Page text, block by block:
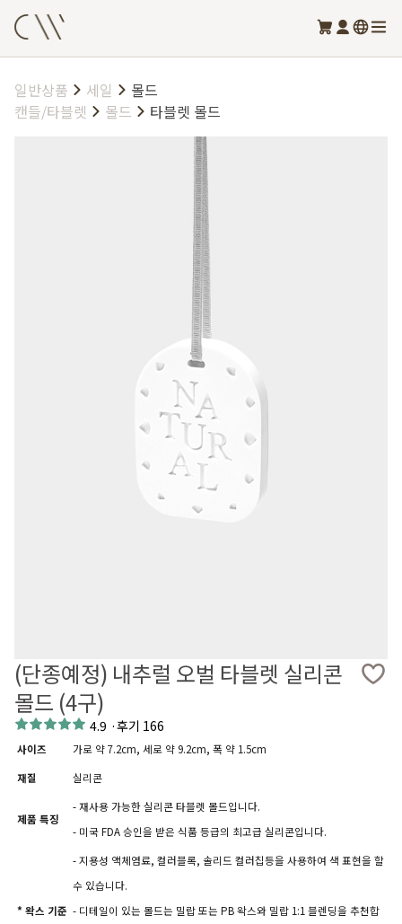
일반상품 세일
몰드
캔들/타블렛
몰드 타블렛 몰드
(단종예정) 내추럴 오벌 타블렛 실리콘
몰드 (4구)
4.9 ·후기 166
사이즈
가로 약 7.2cm, 세로 약 9.2cm, 폭 약 1.5cm
재질
실리콘
제품 특징
- 재사용 가능한 실리콘 타블렛 몰드입니다.
- 미국 FDA 승인을 받은 식품 등급의 최고급 실리콘입니다.
* 왁스 기준
- 지용성 액체염료, 컬러블록, 솔리드 컬러칩등을 사용하여 색 표현을 할
수 있습니다.
- 디테일이 있는 몰드는 밀랍 또는 PB 왁스와 밀랍 1:1 블렌딩을 추천합